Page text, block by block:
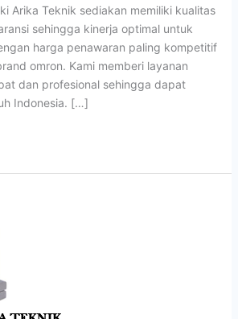
Arika Teknik sediakan memiliki kualitas
sehingga kinerja optimal untuk
harga penawaran paling kompetitif
omron. Kami memberi layanan
dan profesional sehingga dapat
Indonesia. […]